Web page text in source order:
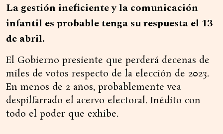
La gestión ineficiente y la comunicación
infantil es probable tenga su respuesta el 13
de abril.
El Gobierno presiente que perderá decenas de
miles de votos respecto de la elección de 2023.
En menos de 2 años, probablemente vea
despilfarrado el acervo electoral. Inédito con
todo el poder que exhibe.